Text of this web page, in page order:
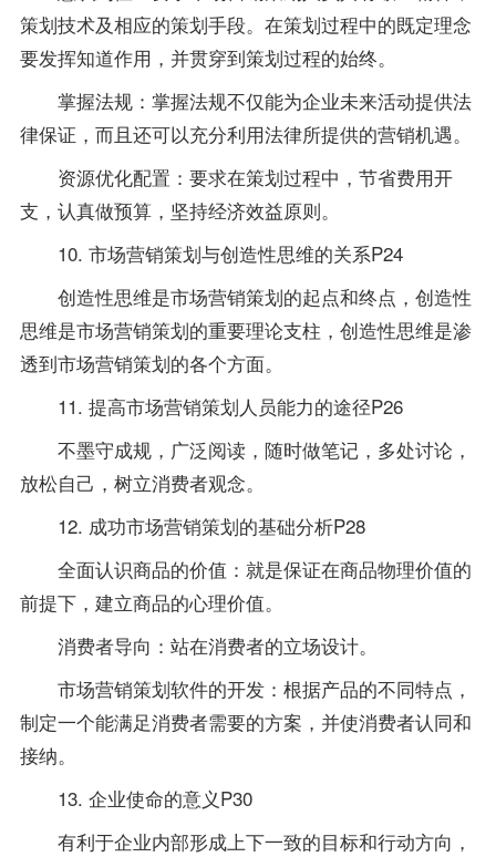
策划技术及相应的策划手段。在策划过程中的既定理念
要发挥知道作用，并贯穿到策划过程的始终。
掌握法规：掌握法规不仅能为企业未来活动提供法
律保证，而且还可以充分利用法律所提供的营销机遇。
资源优化配置：要求在策划过程中，节省费用开
支，认真做预算，坚持经济效益原则。
10. 市场营销策划与创造性思维的关系P24
创造性思维是市场营销策划的起点和终点，创造性
思维是市场营销策划的重要理论支柱，创造性思维是渗
透到市场营销策划的各个方面。
11. 提高市场营销策划人员能力的途径P26
不墨守成规，广泛阅读，随时做笔记，多处讨论，
放松自己，树立消费者观念。
12. 成功市场营销策划的基础分析P28
全面认识商品的价值：就是保证在商品物理价值的
前提下，建立商品的心理价值。
消费者导向：站在消费者的立场设计。
市场营销策划软件的开发：根据产品的不同特点，
制定一个能满足消费者需要的方案，并使消费者认同和
接纳。
13. 企业使命的意义P30
有利于企业内部形成上下一致的目标和行动方向，